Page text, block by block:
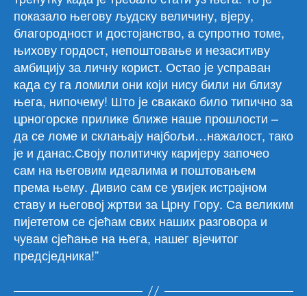
показало његову људску величину, вјеру,
благородност и достојанство, а супротно томе,
њихову гордост, непоштовање и незаситиву
амбицију за личну корист. Остао је усправан
када су га ломили они који нису били ни близу
њега, нипочему! Што је свакако било типично за
црногорске прилике ближе наше прошлости –
да се ломе и склањају најбољи…нажалост, тако
је и данас.Своју политичку каријеру започео
сам на његовим идеалима и поштовањем
према њему. Дивио сам се увијек истрајном
ставу и његовој жртви за Црну Гору. Са великим
пијететом се сјећам свих наших разговора и
чувам сјећање на њега, нашег вјечитог
предсједника!”